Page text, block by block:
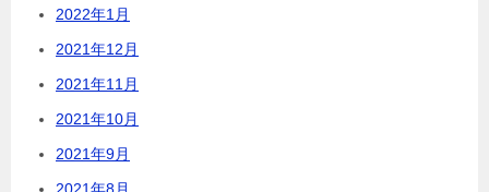
2022年1月
2021年12月
2021年11月
2021年10月
2021年9月
2021年8月